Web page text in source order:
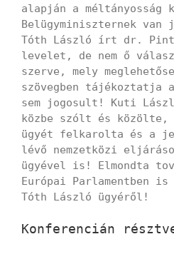
alapján a méltányosság
Belügyminiszternek van
Tóth László írt dr.
levelet, de nem ő
szerve, mely
szövegben tájékoztatja
sem jogosult! Kuti
közbe szólt és közölte,
ügyét felkarolta és a
lévő nemzetközi
ügyével is! Elmondta
Európai Parlamentben
Tóth László ügyéről!
Konferencián